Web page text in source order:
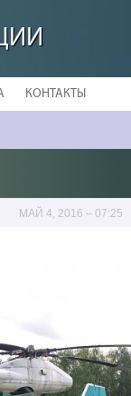
КОНТАКТЫ
МАЙ 4, 2016 – 07:25